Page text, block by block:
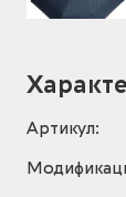
Артикул: